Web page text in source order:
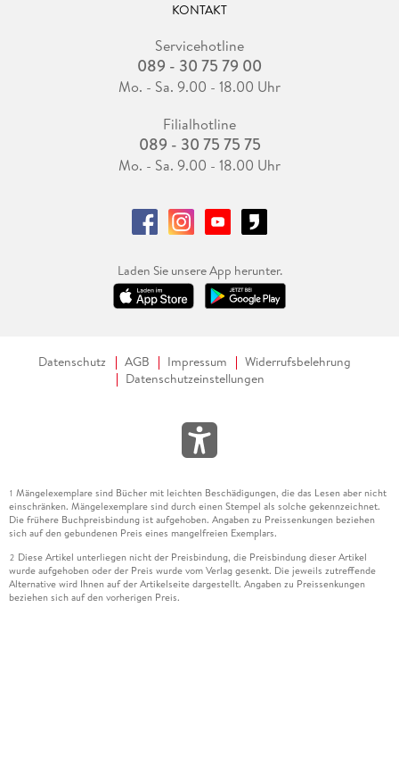
KONTAKT
Servicehotline
089 - 30 75 79 00
Mo. - Sa. 9.00 - 18.00 Uhr
Filialhotline
089 - 30 75 75 75
Mo. - Sa. 9.00 - 18.00 Uhr
Laden Sie unsere App herunter.
Datenschutz AGB Impressum
Widerrufsbelehrung
Datenschutzeinstellungen
1 Mängelexemplare sind Bücher mit leichten Beschädigungen, die das Lesen aber nicht
einschränken. Mängelexemplare sind durch einen Stempel als solche gekennzeichnet.
Die frühere Buchpreisbindung ist aufgehoben. Angaben zu Preissenkungen beziehen
sich auf den gebundenen Preis eines mangelfreien Exemplars.
2 Diese Artikel unterliegen nicht der Preisbindung, die Preisbindung dieser Artikel
wurde aufgehoben oder der Preis wurde vom Verlag gesenkt. Die jeweils zutreffende
Alternative wird Ihnen auf der Artikelseite dargestellt. Angaben zu Preissenkungen
beziehen sich auf den vorherigen Preis.